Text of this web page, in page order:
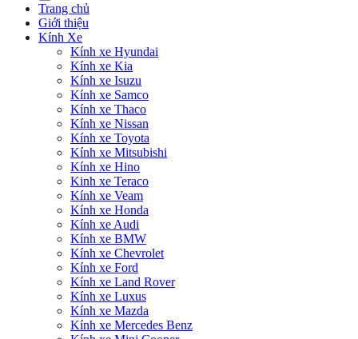
Trang chủ
Giới thiệu
Kính Xe
Kính xe Hyundai
Kính xe Kia
Kính xe Isuzu
Kính xe Samco
Kính xe Thaco
Kính xe Nissan
Kính xe Toyota
Kính xe Mitsubishi
Kính xe Hino
Kinh xe Teraco
Kính xe Veam
Kính xe Honda
Kính xe Audi
Kính xe BMW
Kính xe Chevrolet
Kính xe Ford
Kính xe Land Rover
Kính xe Luxus
Kính xe Mazda
Kính xe Mercedes Benz